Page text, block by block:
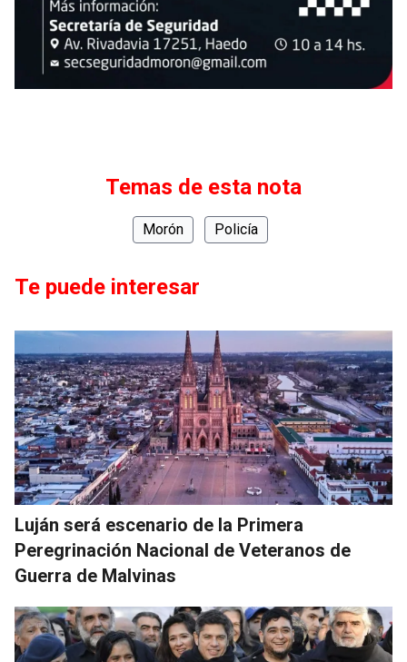
Temas de esta nota
Morón Policía
Te puede interesar
Luján será escenario de la Primera
Peregrinación Nacional de Veteranos de
Guerra de Malvinas